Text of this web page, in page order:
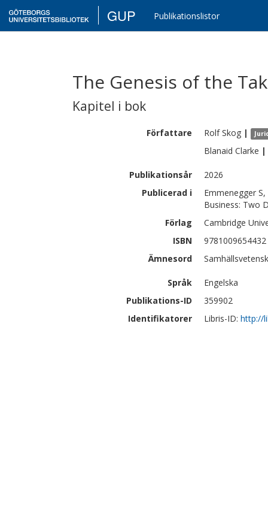
GUP Publikationslistor
The Genesis of the
Kapitel i bok
Författare Rolf Skog |
Blanaid Clarke |
Publikationsår
2026
Publicerad i
Emmenegger
Business: Two
Förlag
Cambridge
ISBN
9781009654432
Ämnesord
Språk
Engelska
Publikations-ID
359902
Identifikatorer
Libris-ID: http://